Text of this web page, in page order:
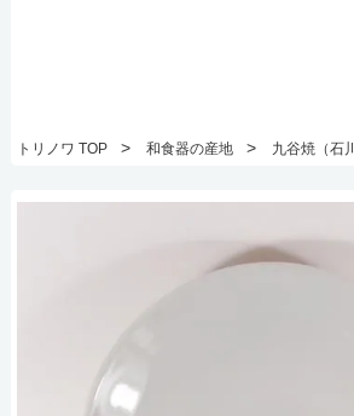
トリノワ TOP > 和食器の産地 > 九谷焼（石